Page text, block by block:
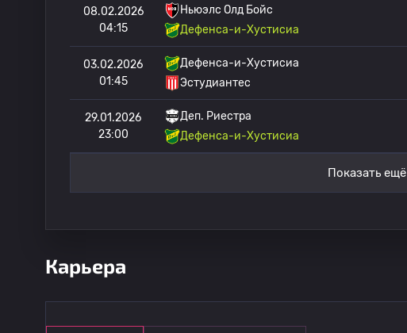
08.02.2026
04:15
Ньюэлс Олд Бойс
Дефенса-и-Хустисиа
03.02.2026
01:45
Дефенса-и-Хустисиа
Эстудиантес
29.01.2026
23:00
Деп. Риестра
Дефенса-и-Хустисиа
Показать ещё
Карьера